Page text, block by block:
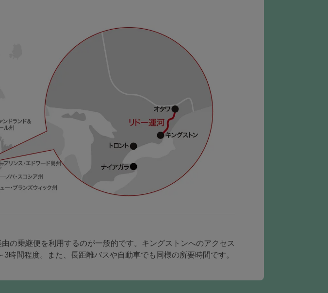
の乗継便を利用するのが一般的です。キングストンへのアクセス
間程度。また、長距離バスや自動車でも同様の所要時間です。